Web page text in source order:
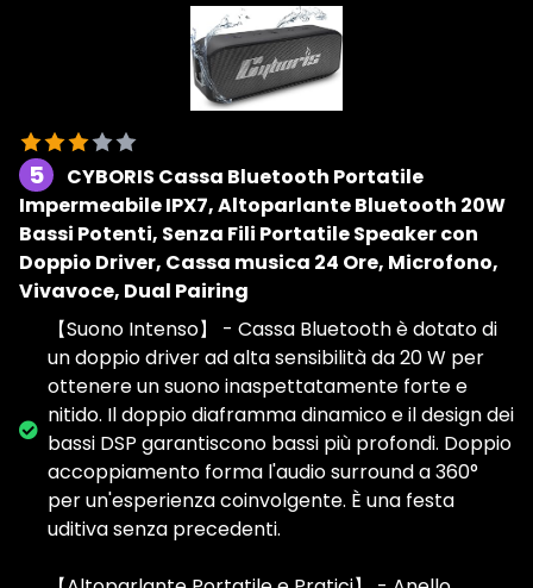
5
CYBORIS Cassa Bluetooth Portatile
Impermeabile IPX7, Altoparlante Bluetooth 20W
Bassi Potenti, Senza Fili Portatile Speaker con
Doppio Driver, Cassa musica 24 Ore, Microfono,
Vivavoce, Dual Pairing
【Suono Intenso】 - Cassa Bluetooth è dotato di
un doppio driver ad alta sensibilità da 20 W per
ottenere un suono inaspettatamente forte e
nitido. Il doppio diaframma dinamico e il design dei
bassi DSP garantiscono bassi più profondi. Doppio
accoppiamento forma l'audio surround a 360°
per un'esperienza coinvolgente. È una festa
uditiva senza precedenti.